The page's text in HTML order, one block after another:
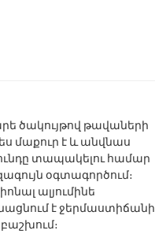
ծակույթով թավաների
մաքուր է և անվնաս
տապակելու համար
օգտագործում։
ալյումինե
է ջերմաստիճանի